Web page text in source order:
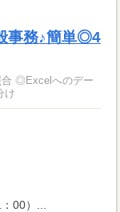
事務♪簡単◎4
合 ◎Excelへのデー
け
00）...